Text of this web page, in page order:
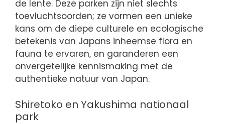
de lente. Deze parken zijn niet slechts
toevluchtsoorden; ze vormen een unieke
kans om de diepe culturele en ecologische
betekenis van Japans inheemse flora en
fauna te ervaren, en garanderen een
onvergetelijke kennismaking met de
authentieke natuur van Japan.
Shiretoko en Yakushima nationaal
park